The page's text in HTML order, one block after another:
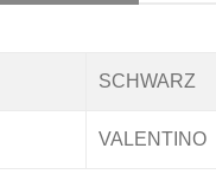
SCHWARZ
VALENTINO